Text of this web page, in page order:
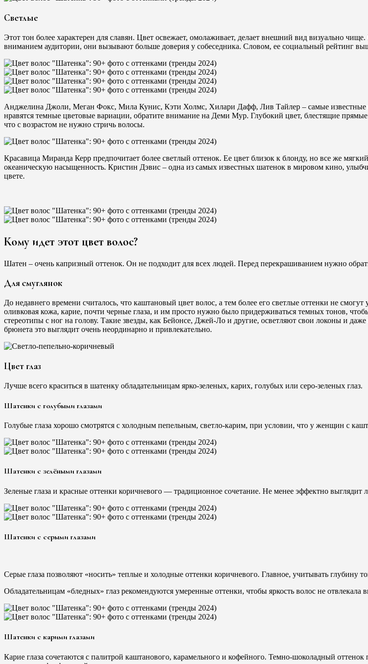
Светлые
Этот тон более характерен для славян. Цвет освежает, омолаживает, делает внешний вид визуально
вниманием аудитории, они вызывают больше доверия у собеседника. Словом, ее социальный рейтинг
Анджелина Джоли, Меган Фокс, Мила Кунис, Кэти Холмс, Хилари Дафф, Лив Тайлер – самые известные
нравятся темные цветовые вариации, обратите внимание на Деми Мур. Глубокий цвет, блестящие
что с возрастом не нужно стричь волосы.
Красавица Миранда Керр предпочитает более светлый оттенок. Ее цвет близок к блонду, но все же
океаническую насыщенность. Кристин Дэвис – одна из самых известных шатенок в мировом кино,
цвете.
Кому идет этот цвет волос?
Шатен – очень капризный оттенок. Он не подходит для всех людей. Перед перекрашиванием нужно
Для смуглянок
До недавнего времени считалось, что каштановый цвет волос, а тем более его светлые оттенки не
оливковая кожа, карие, почти черные глаза, и им просто нужно было придерживаться темных тонов,
стереотипы с ног на голову. Такие звезды, как Бейонсе, Джей-Ло и другие, осветляют свои локоны и
брюнета это выглядит очень неординарно и привлекательно.
Цвет глаз
Лучше всего краситься в шатенку обладательницам ярко-зеленых, карих, голубых или серо-зеленых глаз.
Шатенки с голубыми глазами
Голубые глаза хорошо смотрятся с холодным пепельным, светло-карим, при условии, что у женщин с
Шатенки с зелёными глазами
Зеленые глаза и красные оттенки коричневого — традиционное сочетание. Не менее эффектно выглядит
Шатенки с серыми глазами
Серые глаза позволяют «носить» теплые и холодные оттенки коричневого. Главное, учитывать глубину
Обладательницам «бледных» глаз рекомендуются умеренные оттенки, чтобы яркость волос не отвлекала
Шатенки с карими глазами
Карие глаза сочетаются с палитрой каштанового, карамельного и кофейного. Темно-шоколадный